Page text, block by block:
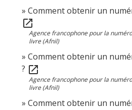
Comment obtenir un
open_in_new
Agence francophone pour la
livre (Afnil)
Comment obtenir un
? open_in_new
Agence francophone pour la
livre (Afnil)
Comment obtenir un